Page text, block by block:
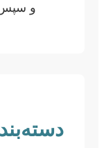
و سپس